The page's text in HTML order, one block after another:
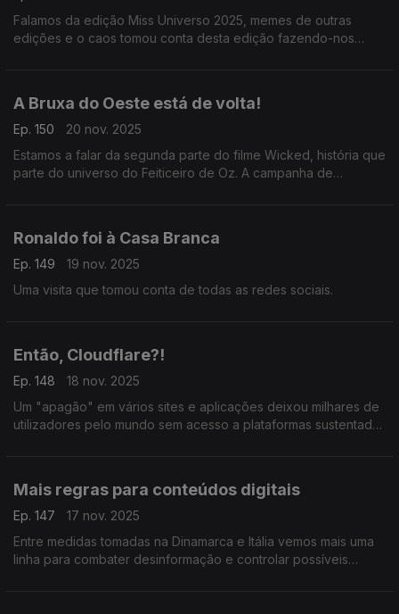
Falamos da edição Miss Universo 2025, memes de outras
edições e o caos tomou conta desta edição fazendo-nos
A Bruxa do Oeste está de volta!
Ep. 150
20 nov. 2025
Estamos a falar da segunda parte do filme Wicked, história que
parte do universo do Feiticeiro de Oz. A campanha de
Ronaldo foi à Casa Branca
Ep. 149
19 nov. 2025
Uma visita que tomou conta de todas as redes sociais.
Então, Cloudflare?!
Ep. 148
18 nov. 2025
Um "apagão" em vários sites e aplicações deixou milhares de
utilizadores pelo mundo sem acesso a plataformas sustentadas
Mais regras para conteúdos digitais
Ep. 147
17 nov. 2025
Entre medidas tomadas na Dinamarca e Itália vemos mais uma
linha para combater desinformação e controlar possíveis